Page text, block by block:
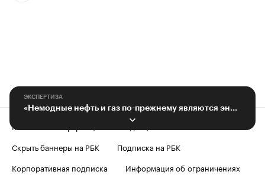
ЭКСПЕРТИЗА
Контактная информация
Редакция
Скрыть баннеры на РБК
Подписка на РБК
Корпоративная подписка
Информация об ограничениях